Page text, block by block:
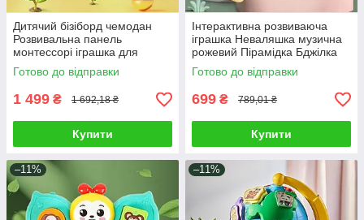
Дитячий бізіборд чемодан
Розвивальна панель
монтессорі іграшка для
малюка вірші пісні замки
світло звук укр мова
Готово до відправки
1 499 ₴ 1 692,18 ₴
Купити
Інтерактивна розвиваюча
іграшка Неваляшка музична
рожевий Пірамідка Бджілка
брязкальце з прорізувачем
Готово до відправки
699 ₴ 789,01 ₴
Купити
–11% –11%